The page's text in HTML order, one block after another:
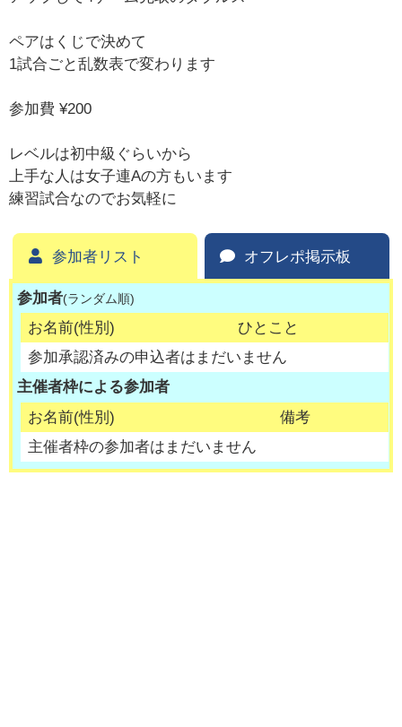
ペアはくじで決めて
1試合ごと乱数表で変わります
参加費 ¥200
レベルは初中級ぐらいから
上手な人は女子連Aの方もいます
練習試合なのでお気軽に
参加者リスト オフレポ掲示板
参加者(ランダム順)
お名前(性別)
ひとこと
参加承認済みの申込者はまだいません
主催者枠による参加者
お名前(性別)
備考
主催者枠の参加者はまだいません